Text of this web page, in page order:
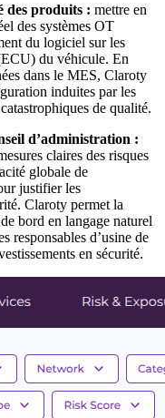
des produits : mettre en
des systèmes OT
du logiciel sur les
du véhicule. En
dans le MES, Claroty
induites par les
de qualité.
d’administration :
claires des risques
globale de
justifier les
Claroty permet la
bord en langage naturel
responsables d’usine de
en sécurité.